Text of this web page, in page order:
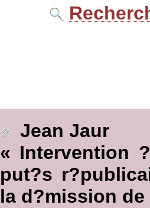
Jean Jaur
« Intervention
put?s
la d?mission de